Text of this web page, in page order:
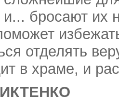
и... бросают их
отделять
в храме, и